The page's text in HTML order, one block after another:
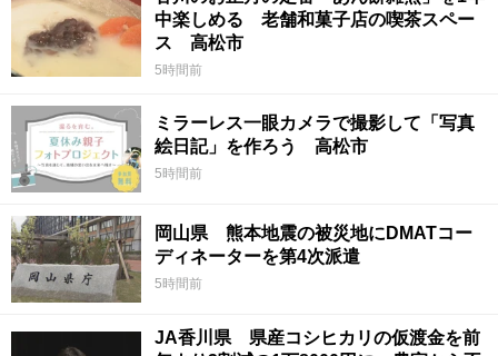
中楽しめる 老舗和菓子店の喫茶スペー
ス 高松市
5時間前
ミラーレス一眼カメラで撮影して「写真
絵日記」を作ろう 高松市
5時間前
岡山県 熊本地震の被災地にDMATコー
ディネーターを第4次派遣
5時間前
JA香川県 県産コシヒカリの仮渡金を前